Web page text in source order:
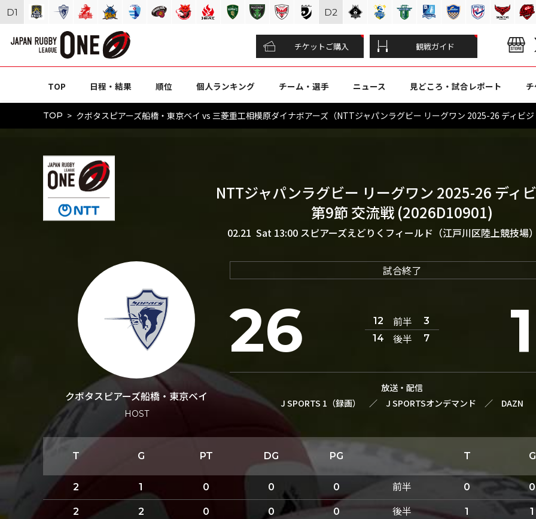
チケットご購入 観戦ガイド
TOP 日程・結果 順位 個人ランキング チーム・選手 ニュース 見どころ・試合レポート
TOP クボタスピアーズ船橋・東京ベイ vs 三菱重工相模原ダイナボアーズ（NTTジャパンラグビー リーグワン 2025-26 ディビ
NTTジャパンラグビー リーグワン 2025-26 ディ
第9節 交流戦 (2026D10901)
02.21 Sat 13:00 スピアーズえどりくフィールド（江戸川区陸上競技場
試合終了
クボタスピアーズ船橋・東京ベイ
HOST
26 12 前半
3
14
後半 7
放送・配信
J SPORTS 1（録画）
／ J SPORTSオンデマンド ／ DAZN
T G PT DG PG T G
2 1 0 0 0 前半 0 0
2 2 0 0 0 後半 1 1
D1 D2